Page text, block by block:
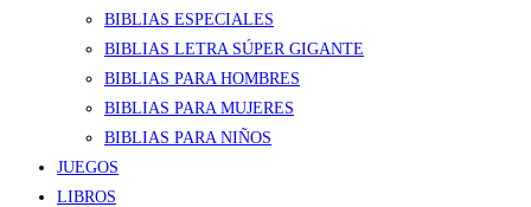
BIBLIAS ESPECIALES
BIBLIAS LETRA SÚPER GIGANTE
BIBLIAS PARA HOMBRES
BIBLIAS PARA MUJERES
BIBLIAS PARA NIÑOS
JUEGOS
LIBROS